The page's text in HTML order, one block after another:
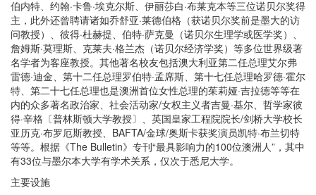
伯内特、约翰·卡鲁·埃克尔斯、伊丽莎白·布莱克本等三位诺贝尔奖得
主，此外还曾聘请诸如乔舒亚·莱德伯格（获诺贝尔奖前是墨大的访
问教授）、彼得·杜赫提、伯特·萨克曼（诺贝尔生理学或医学奖）、
詹姆斯·莫理斯、克莱夫·格兰杰（诺贝尔经济学奖）等多位世界级著
名学者为客座教授。其他著名校友包括澳大利亚第二任总理艾尔弗
雷德·迪金、第十二任总理罗伯特·孟席斯、第十七任总理哈罗德·霍尔
特、第二十七任总理也是澳洲首位女性总理的茱莉娅·吉拉德等等在
内的众多著名政治家、社会活动家/女权主义者吉曼·基尔、哲学家彼
得·辛格〔普林斯顿大学教授〕、英国皇家工程院院长/剑桥大学校长
亚历克·布罗厄斯教授、BAFTA/金球/奥斯卡获奖演员凯特·布兰切特
等等。根据《The Bulletin》专刊“最具影响力的100位澳洲人”，其中
有33位与墨尔本大学有学术关系，仅次于悉尼大学。
主要设施